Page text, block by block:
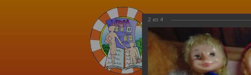
МБОУ Средняя
школа №11,
Советская, 106
2 из 4